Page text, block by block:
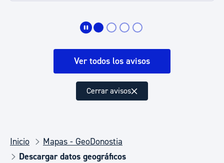
Ver todos los avisos
Cerrar avisos
Inicio
Mapas - GeoDonostia
Descargar datos geográficos